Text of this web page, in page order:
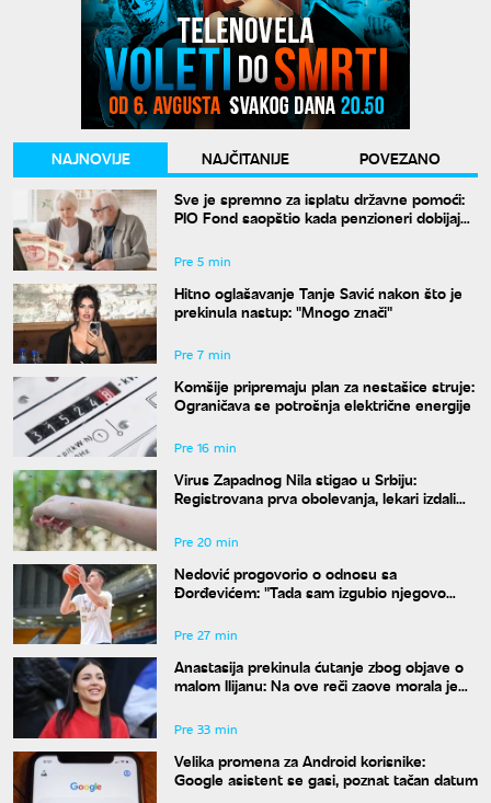
NAJNOVIJE NAJČITANIJE
POVEZANO
Sve je spremno za isplatu državne pomoći:
PIO Fond saopštio kada penzioneri dobijaju
Pre 5 min
Hitno oglašavanje Tanje Savić nakon što je
prekinula nastup: "Mnogo znači"
Pre 7 min
Komšije pripremaju plan za nestašice struje:
Ograničava se potrošnja električne energije
Pre 16 min
Virus Zapadnog Nila stigao u Srbiju:
Registrovana prva obolevanja, lekari izdali
Pre 20 min
Nedović progovorio o odnosu sa
Đorđevićem: "Tada sam izgubio njegovo
Pre 27 min
Anastasija prekinula ćutanje zbog objave o
malom Ilijanu: Na ove reči zaove morala je
Pre 33 min
Velika promena za Android korisnike:
Google asistent se gasi, poznat tačan datum